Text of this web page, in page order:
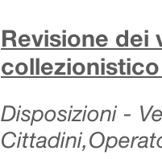
Revisione dei
Disposizioni -